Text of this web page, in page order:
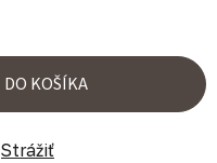
DO KOŠÍKA
Strážiť